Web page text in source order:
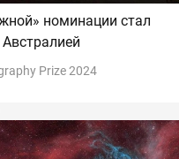
номинации стал
Prize 2024